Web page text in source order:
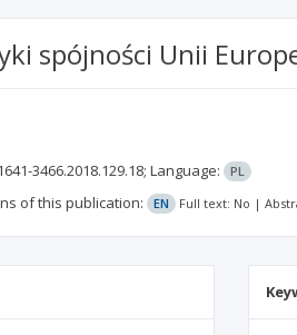
spójności Unii
3466.2018.129.18; Language: PL
of this publication: EN Full text: No |